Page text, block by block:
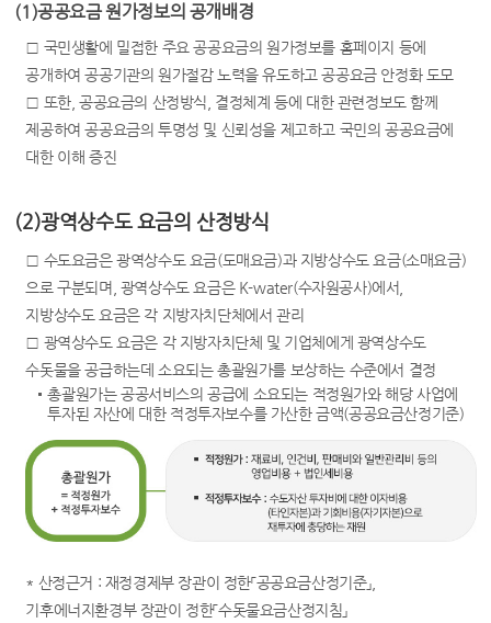
(1)공공요금 원가정보의 공개배경
□ 국민생활에 밀접한 주요 공공요금의 원가정보를 홈페이지 등에
공개하여 공공기관의 원가절감 노력을 유도하고 공공요금 안정화 도모
□ 또한, 공공요금의 산정방식, 결정체계 등에 대한 관련정보도 함께
제공하여 공공요금의 투명성 및 신뢰성을 제고하고 국민의 공공요금에
대한 이해 증진
(2)광역상수도 요금의 산정방식
□ 수도요금은 광역상수도 요금(도매요금)과 지방상수도 요금(소매요금)
으로 구분되며, 광역상수도 요금은 K-water(수자원공사)에서,
지방상수도 요금은 각 지방자치단체에서 관리
□ 광역상수도 요금은 각 지방자치단체 및 기업체에게 광역상수도
수돗물을 공급하는데 소요되는 총괄원가를 보상하는 수준에서 결정
총괄원가는 공공서비스의 공급에 소요되는 적정원가와 해당 사업에
투자된 자산에 대한 적정투자보수를 가산한 금액(공공요금산정기준)
* 산정근거 : 재정경제부 장관이 정한「공공요금산정기준」,
기후에너지환경부 장관이 정한「수돗물요금산정지침」